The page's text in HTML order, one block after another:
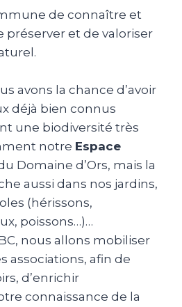
de connaître et
préserver et de valoriser
avons la chance d’avoir
déjà bien connus
une biodiversité très
notre Espace
Domaine d’Ors, mais la
aussi dans nos jardins,
(hérissons,
poissons…)…
nous allons mobiliser
associations, afin de
d’enrichir
connaissance de la